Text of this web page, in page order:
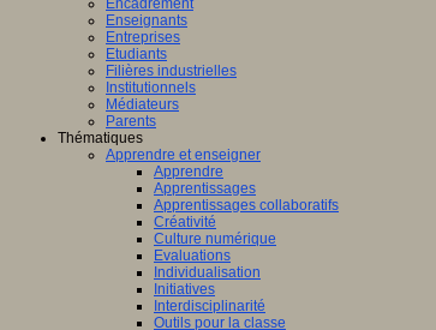
Encadrement
Enseignants
Entreprises
Etudiants
Filières industrielles
Institutionnels
Médiateurs
Parents
Thématiques
Apprendre et enseigner
Apprendre
Apprentissages
Apprentissages collaboratifs
Créativité
Culture numérique
Evaluations
Individualisation
Initiatives
Interdisciplinarité
Outils pour la classe